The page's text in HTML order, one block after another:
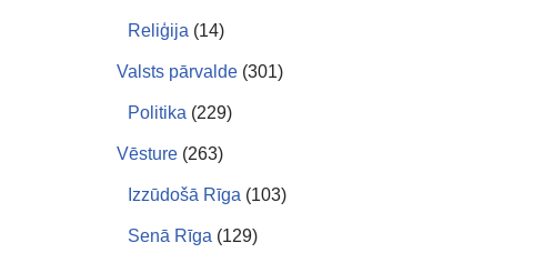
Reliģija (14)
Valsts pārvalde (301)
Politika (229)
Vēsture (263)
Izzūdošā Rīga (103)
Senā Rīga (129)